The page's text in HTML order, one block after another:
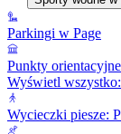
Parkingi w Page
Punkty
Wyświetl
Wycieczki piesze: